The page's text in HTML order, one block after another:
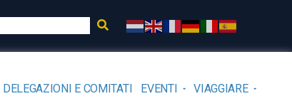
DELEGAZIONI E COMITATI EVENTI
VIAGGIARE